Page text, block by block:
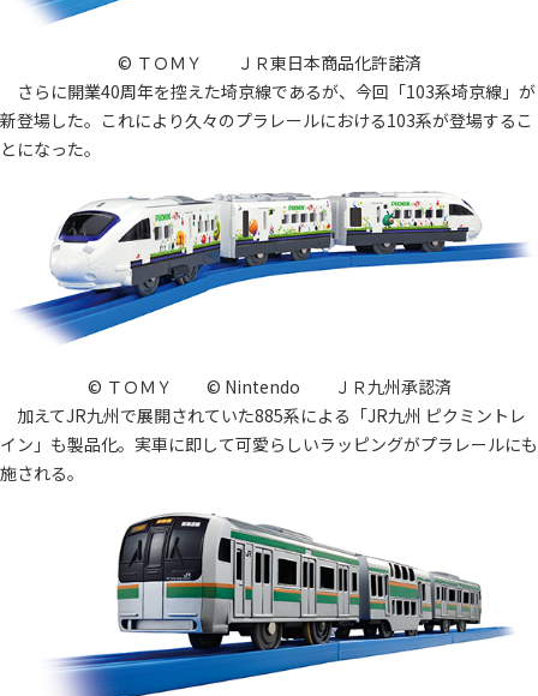
© ＴＯＭＹ ＪＲ東日本商品化許諾済
さらに開業40周年を控えた埼京線であるが、今回「103系埼京線」が
新登場した。これにより久々のプラレールにおける103系が登場するこ
とになった。
© ＴＯＭＹ © Nintendo ＪＲ九州承認済
加えてJR九州で展開されていた885系による「JR九州 ピクミントレ
イン」も製品化。実車に即して可愛らしいラッピングがプラレールにも
施される。